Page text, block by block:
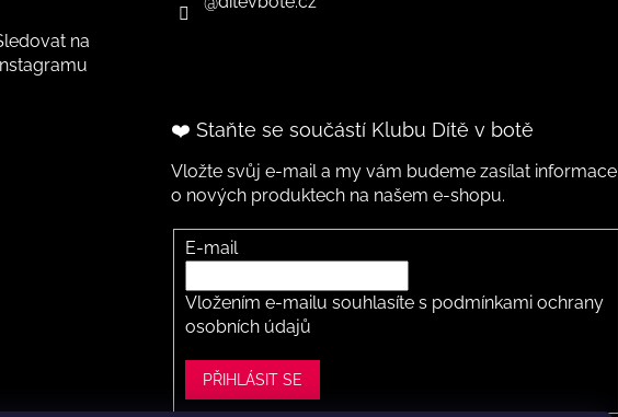
na
❤️ Staňte se součástí Klubu Dítě v botě
Vložte svůj e-mail a my vám budeme zasílat informace
o nových produktech na našem e-shopu.
E-mail
Vložením e-mailu souhlasíte s podmínkami ochrany
osobních údajů
PŘIHLÁSIT SE